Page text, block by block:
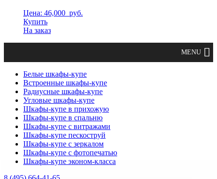
Цена: 46,000 руб.
Купить
На заказ
Белые шкафы-купе
Встроенные шкафы-купе
Радиусные шкафы-купе
Угловые шкафы-купе
Шкафы-купе в прихожую
Шкафы-купе в спальню
Шкафы-купе с витражами
Шкафы-купе пескоструй
Шкафы-купе с зеркалом
Шкафы-купе с фотопечатью
Шкафы-купе эконом-класса